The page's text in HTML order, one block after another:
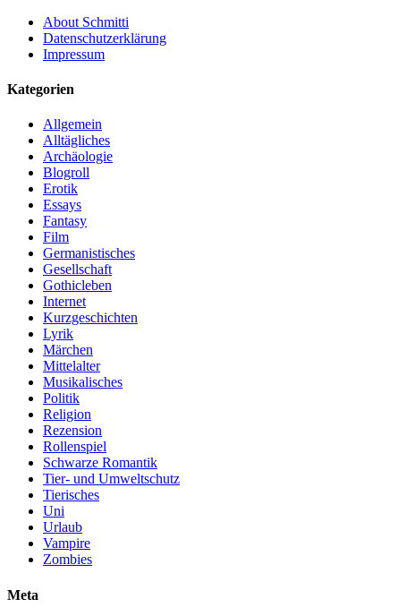
About Schmitti
Datenschutzerklärung
Impressum
Kategorien
Allgemein
Alltägliches
Archäologie
Blogroll
Erotik
Essays
Fantasy
Film
Germanistisches
Gesellschaft
Gothicleben
Internet
Kurzgeschichten
Lyrik
Märchen
Mittelalter
Musikalisches
Politik
Religion
Rezension
Rollenspiel
Schwarze Romantik
Tier- und Umweltschutz
Tierisches
Uni
Urlaub
Vampire
Zombies
Meta